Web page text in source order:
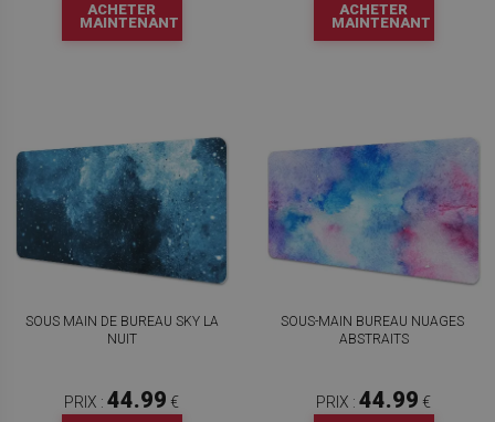
ACHETER
MAINTENANT
ACHETER
MAINTENANT
SOUS MAIN DE BUREAU SKY LA
NUIT
PRIX : 44.99 €
SOUS-MAIN BUREAU NUAGES ​​
ABSTRAITS
PRIX : 44.99 €